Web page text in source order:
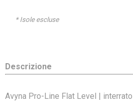
* Isole escluse
Descrizione
Avyna Pro-Line Flat Level |